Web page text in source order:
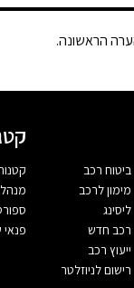
הראשונה.
ביטוח רכב
מימון לרכב
ליסינג
רכב חדש
ייעוץ רכב
רישום לניוזלטר